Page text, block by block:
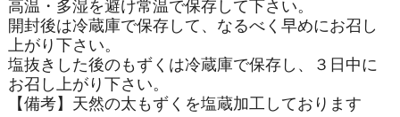
高温・多湿を避け常温で保存して下さい。
開封後は冷蔵庫で保存して、なるべく早めにお召し
上がり下さい。
塩抜きした後のもずくは冷蔵庫で保存し、３日中に
お召し上がり下さい。
【備考】天然の太もずくを塩蔵加工しております